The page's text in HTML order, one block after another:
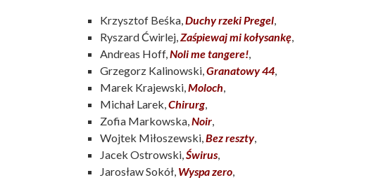
Krzysztof Beśka,Duchy rzeki Pregel,
Ryszard Ćwirlej,Zaśpiewaj mi kołysankę,
Andreas Hoff,Noli me tangere!,
Grzegorz Kalinowski,Granatowy 44,
Marek Krajewski,Moloch,
Michał Larek,Chirurg,
Zofia Markowska,Noir,
Wojtek Miłoszewski,Bez reszty,
Jacek Ostrowski,Świrus,
Jarosław Sokół, Wyspa zero,